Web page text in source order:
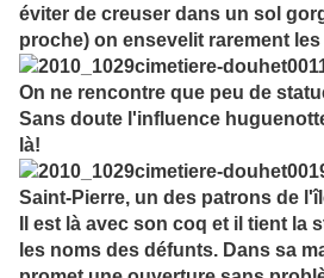
éviter de creuser dans un sol
proche) on ensevelit rarement
On ne rencontre que peu de
Sans doute l'influence
là!
Saint-Pierre, un des patrons de
Il est là avec son coq et il tient la
les noms des défunts. Dans sa